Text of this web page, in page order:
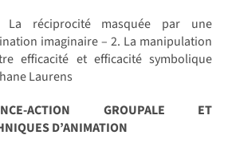
La réciprocité masquée par une
imaginaire – 2. La manipulation
efficacité et efficacité symbolique
Laurens
ACTION GROUPALE ET
D’ANIMATION